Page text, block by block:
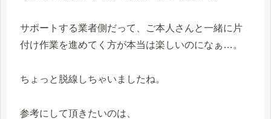
サポートする業者側だって、ご本人さんと一緒に片
付け作業を進めてく方が本当は楽しいのになぁ…。
ちょっと脱線しちゃいましたね。
参考にして頂きたいのは、